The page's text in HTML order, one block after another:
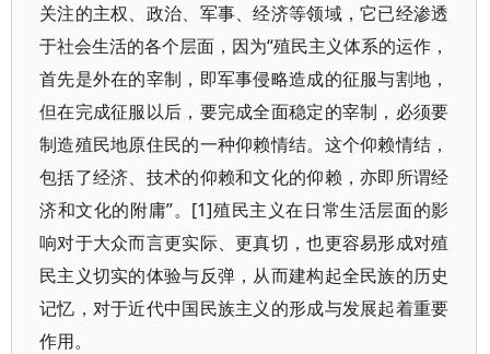
关注的主权、政治、军事、经济等领域，它已经渗透
于社会生活的各个层面，因为“殖民主义体系的运作，
首先是外在的宰制，即军事侵略造成的征服与割地，
但在完成征服以后，要完成全面稳定的宰制，必须要
制造殖民地原住民的一种仰赖情结。这个仰赖情结，
包括了经济、技术的仰赖和文化的仰赖，亦即所谓经
济和文化的附庸”。[1]殖民主义在日常生活层面的影
响对于大众而言更实际、更真切，也更容易形成对殖
民主义切实的体验与反弹，从而建构起全民族的历史
记忆，对于近代中国民族主义的形成与发展起着重要
作用。